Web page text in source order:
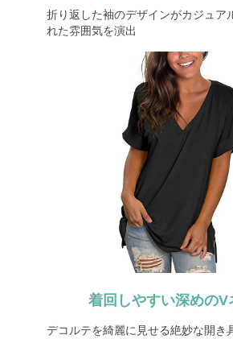
折り返した袖のデザインがカジュア
れた雰囲気を演出
着回しやすい深めのV
デコルテを綺麗に見せる絶妙な開き